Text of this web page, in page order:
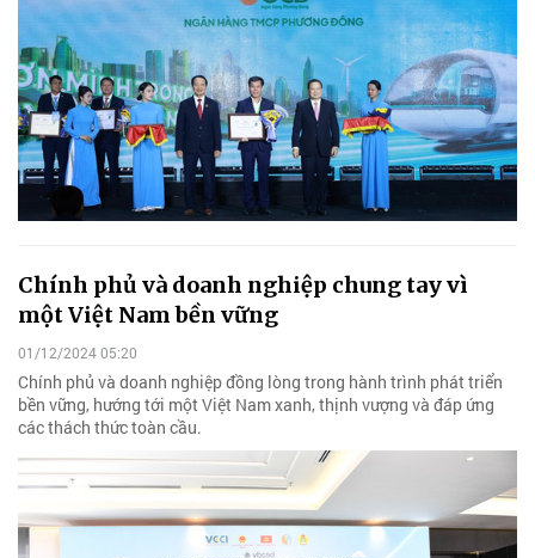
Chính phủ và doanh nghiệp chung tay vì
một Việt Nam bền vững
01/12/2024 05:20
Chính phủ và doanh nghiệp đồng lòng trong hành trình phát triển
bền vững, hướng tới một Việt Nam xanh, thịnh vượng và đáp ứng
các thách thức toàn cầu.